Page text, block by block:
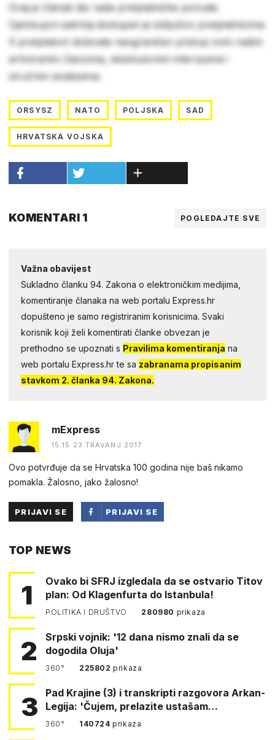
Ovaj je članak dio naše pretplatničke ponude.
Cjelokupni sadržaj dostupan je isključivo pretplatnicima.
S pretplatom dobivate neograničen pristup svim našim
arhiviranim člancima, ekskluzivnim intervjuima i
stručnim analizama.
ORSYSZ NATO POLJSKA SAD
HRVATSKA VOJSKA
KOMENTARI 1 POGLEDAJTE SVE
Važna obavijest
Sukladno članku 94. Zakona o elektroničkim medijima,
komentiranje članaka na web portalu Express.hr
dopušteno je samo registriranim korisnicima. Svaki
korisnik koji želi komentirati članke obvezan je
prethodno se upoznati s Pravilima komentiranja na
web portalu Express.hr te sa zabranama propisanim
stavkom 2. članka 94. Zakona.
mExpress
15:15 23.TRAVANJ 2017.
Ovo potvrđuje da se Hrvatska 100 godina nije baš nikamo
pomakla. Žalosno, jako žalosno!
PRIJAVI SE
PRIJAVI SE
TOP NEWS
1
Ovako bi SFRJ izgledala da se ostvario Titov
plan: Od Klagenfurta do Istanbula!
POLITIKA I DRUŠTVO 280980 prikaza
2
Srpski vojnik: '12 dana nismo znali da se
dogodila Oluja'
360° 225802prikaza
3
Pad Krajine (3) i transkripti razgovora Arkan-
Legija: 'Čujem, prelazite ustašam…
360° 140724prikaza